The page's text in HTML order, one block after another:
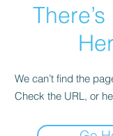
We can’t find the
Check the URL, or